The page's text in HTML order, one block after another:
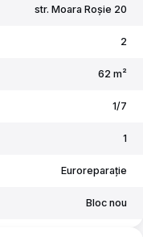
str. Moara Roșie 20
2
62 m²
1/7
1
Euroreparație
Bloc nou